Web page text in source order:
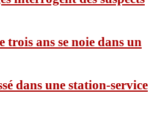
trois ans se noie dans un
dans une station-service